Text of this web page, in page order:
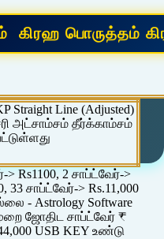
Line (Adjusted)
அட்சாம்சம் தீர்க்காம்சம்
> Rs1100, 2 சாப்ட்வேர்->
33 சாப்ட்வேர்-> Rs.11,000
- Astrology Software
ஜோதிட சாப்ட்வேர் ₹
USB KEY உண்டு